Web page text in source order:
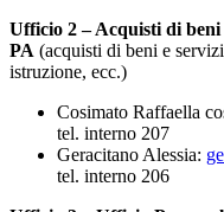
Ufficio 2 – Acquisti di beni
PA (acquisti di beni e
istruzione, ecc.)
Cosimato Raffaella
tel. interno 207
Geracitano Alessia:
tel. interno 206